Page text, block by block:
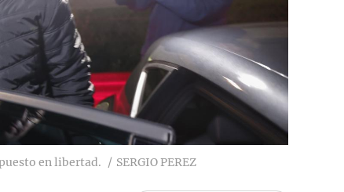
en libertad. SERGIO PEREZ